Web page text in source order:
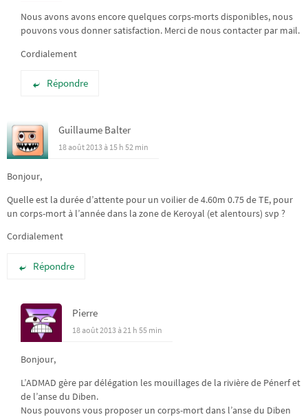
Nous avons avons encore quelques corps-morts disponibles, nous
pouvons vous donner satisfaction. Merci de nous contacter par mail.
Cordialement
Répondre
Guillaume Balter
18 août 2013 à 15 h 52 min
Bonjour,
Quelle est la durée d’attente pour un voilier de 4.60m 0.75 de TE, pour
un corps-mort à l’année dans la zone de Keroyal (et alentours) svp ?
Cordialement
Répondre
Pierre
18 août 2013 à 21 h 55 min
Bonjour,
L’ADMAD gère par délégation les mouillages de la rivière de Pénerf et
de l’anse du Diben.
Nous pouvons vous proposer un corps-mort dans l’anse du Diben